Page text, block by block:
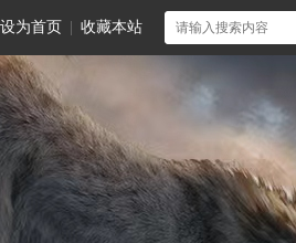
设为首页 收藏本站